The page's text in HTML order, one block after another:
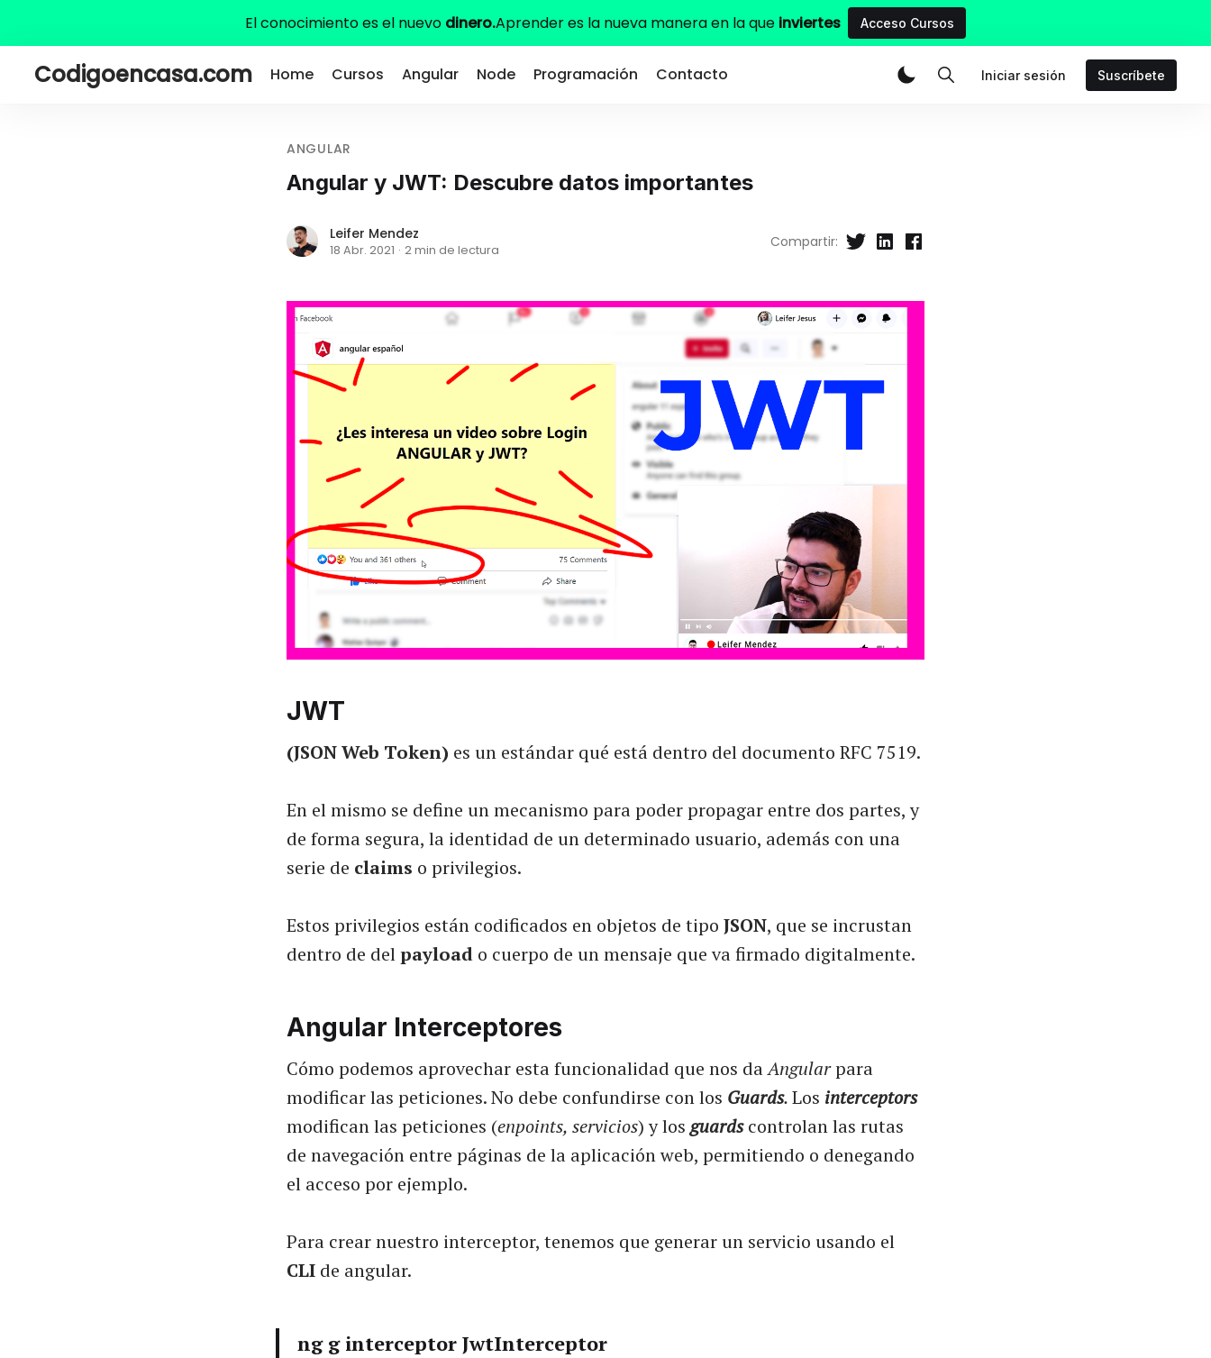
El conocimiento es el nuevo dinero.Aprender es la nueva manera en la que inviertes Acceso Cursos
Codigoencasa.com Home Cursos Angular Node Programación Contacto Iniciar sesión Suscríbete
ANGULAR
Angular y JWT: Descubre datos importantes
Leifer Mendez
18 Abr. 2021 · 2 min de lectura Compartir:
JWT
(JSON Web Token) es un estándar qué está dentro del documento RFC 7519.
En el mismo se define un mecanismo para poder propagar entre dos partes, y
de forma segura, la identidad de un determinado usuario, además con una
serie de claims o privilegios.
Estos privilegios están codificados en objetos de tipo JSON, que se incrustan
dentro de delpayload o cuerpo de un mensaje que va firmado digitalmente.
Angular Interceptores
Cómo podemos aprovechar esta funcionalidad que nos daAngularpara
modificar las peticiones. No debe confundirse con los Guards.Los interceptors
modifican las peticiones (enpoints, servicios) y losguards controlan las rutas
de navegación entre páginas de la aplicación web, permitiendo o denegando
el acceso por ejemplo.
Para crear nuestro interceptor, tenemos que generar un servicio usando el
CLI de angular.
ng g interceptor JwtInterceptor